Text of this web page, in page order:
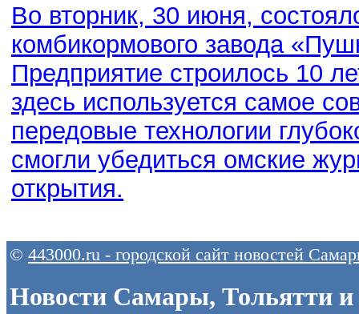
Во вторник, 30 июня,
комбикормового завода
Предприятие строилось 10
здесь используется самое
передовые технологии
смогли убедиться омские
открытия.
© 443000.ru - городской сайт новостей
Новости Самары, Тольятти и